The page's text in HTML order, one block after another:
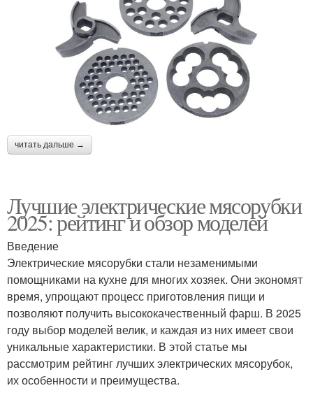
читать дальше →
Лучшие электрические мясорубки
2025: рейтинг и обзор моделей
Введение
Электрические мясорубки стали незаменимыми
помощниками на кухне для многих хозяек. Они экономят
время, упрощают процесс приготовления пищи и
позволяют получить высококачественный фарш. В 2025
году выбор моделей велик, и каждая из них имеет свои
уникальные характеристики. В этой статье мы
рассмотрим рейтинг лучших электрических мясорубок,
их особенности и преимущества.